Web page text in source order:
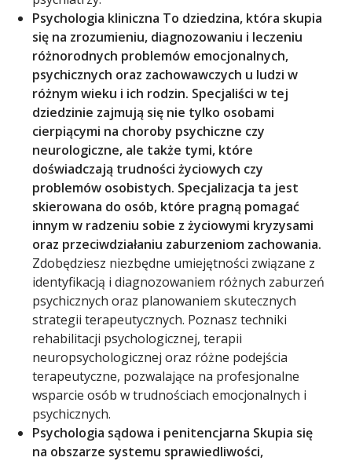
Psychologia kliniczna To dziedzina, która skupia
się na zrozumieniu, diagnozowaniu i leczeniu
różnorodnych problemów emocjonalnych,
psychicznych oraz zachowawczych u ludzi w
różnym wieku i ich rodzin. Specjaliści w tej
dziedzinie zajmują się nie tylko osobami
cierpiącymi na choroby psychiczne czy
neurologiczne, ale także tymi, które
doświadczają trudności życiowych czy
problemów osobistych. Specjalizacja ta jest
skierowana do osób, które pragną pomagać
innym w radzeniu sobie z życiowymi kryzysami
oraz przeciwdziałaniu zaburzeniom zachowania.
Zdobędziesz niezbędne umiejętności związane z
identyfikacją i diagnozowaniem różnych zaburzeń
psychicznych oraz planowaniem skutecznych
strategii terapeutycznych. Poznasz techniki
rehabilitacji psychologicznej, terapii
neuropsychologicznej oraz różne podejścia
terapeutyczne, pozwalające na profesjonalne
wsparcie osób w trudnościach emocjonalnych i
psychicznych.
Psychologia sądowa i penitencjarna Skupia się
na obszarze systemu sprawiedliwości,